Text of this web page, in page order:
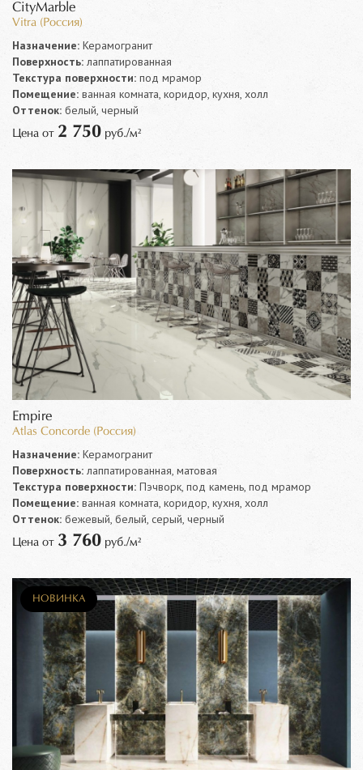
CityMarble
Vitra (Россия)
Назначение: Керамогранит
Поверхность: лаппатированная
Текстура поверхности: под мрамор
Помещение: ванная комната, коридор, кухня, холл
Оттенок: белый, черный
Цена от 2 750 руб./м²
Empire
Atlas Concorde (Россия)
Назначение: Керамогранит
Поверхность: лаппатированная, матовая
Текстура поверхности: Пэчворк, под камень, под мрамор
Помещение: ванная комната, коридор, кухня, холл
Оттенок: бежевый, белый, серый, черный
Цена от 3 760 руб./м²
НОВИНКА